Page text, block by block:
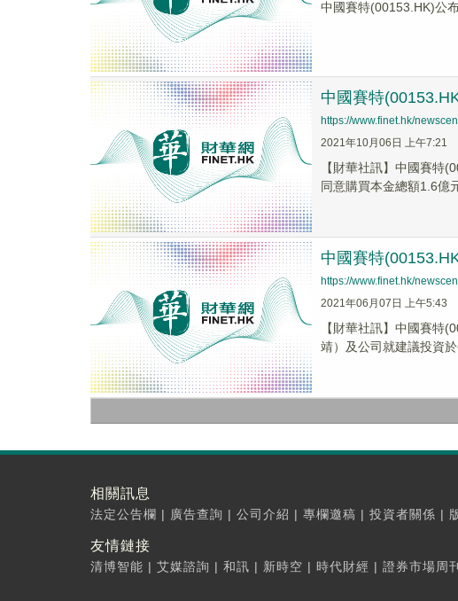
中國賽特(00153.HK)公
中國賽特
https://www.finet.hk/
2021年10月06日 上午7:21
【財華社訊】中國賽特
同意購買本金總額1.6億
中國賽特
https://www.finet.hk/
2021年06月07日 上午5:43
【財華社訊】中國賽特
靖）及公司就建議投資
相關訊息
法定公告欄 | 廣告查詢 | 公司介紹 | 專欄邀稿 | 投資者關係 |
友情鏈接
清博智能 | 艾媒諮詢 | 和訊 | 新時空 | 時代財經 | 證券市場周刊